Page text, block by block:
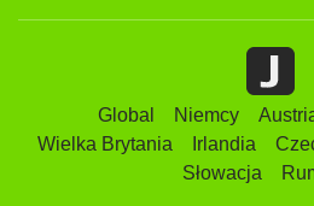
Global Niemcy
Wielka Brytania
Irlandia
Słowacja